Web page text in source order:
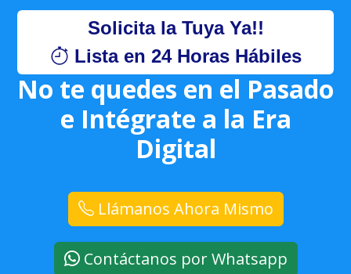
Solicita la Tuya Ya!!
Lista en 24 Horas Hábiles
No te quedes en el Pasado
e Intégrate a la Era
Digital
Llámanos Ahora Mismo
Contáctanos por Whatsapp